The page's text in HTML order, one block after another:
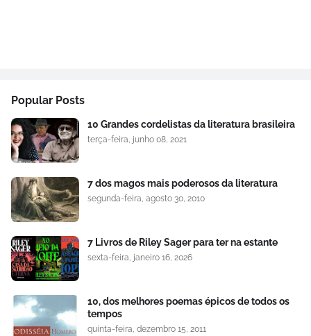
Popular Posts
10 Grandes cordelistas da literatura brasileira
terça-feira, junho 08, 2021
7 dos magos mais poderosos da literatura
segunda-feira, agosto 30, 2010
7 Livros de Riley Sager para ter na estante
sexta-feira, janeiro 16, 2026
10, dos melhores poemas épicos de todos os
tempos
quinta-feira, dezembro 15, 2011